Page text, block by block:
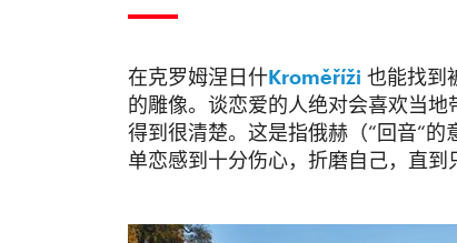
在克罗姆涅日什Kroměříži 也能找到
的雕像。谈恋爱的人绝对会喜欢当
得到很清楚。这是指俄赫（“回音“的
单恋感到十分伤心，折磨自己，直